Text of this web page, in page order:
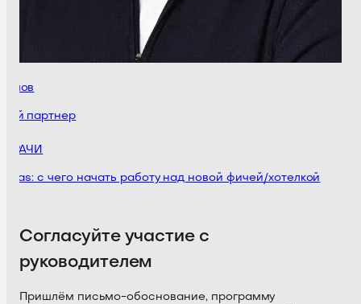
партнер
ГРАЧИ
с чего начать работу над новой фичей/хотелкой
Согласуйте участие с
руководителем
Пришлём письмо-обоснование, программу